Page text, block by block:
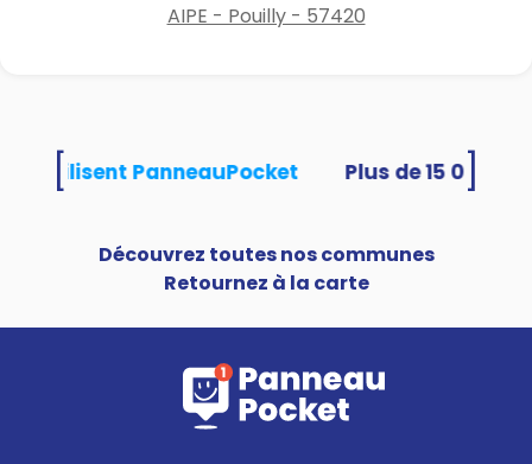
AIPE - Pouilly - 57420
utilisent PanneauPocket
Découvrez toutes nos communes
Retournez à la carte